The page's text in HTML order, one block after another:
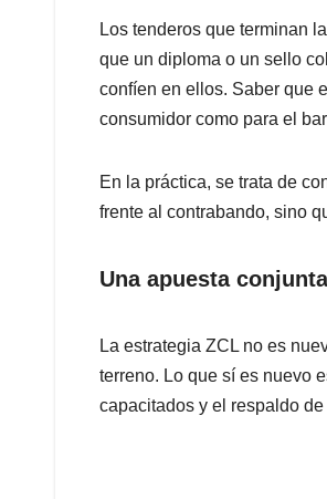
Los tenderos que terminan
que un diploma o un sello
confíen en ellos. Saber que
consumidor como para el
En la práctica, se trata de
frente al contrabando, sino
Una apuesta conjunta
La estrategia ZCL no es
terreno. Lo que sí es nuevo
capacitados y el respaldo